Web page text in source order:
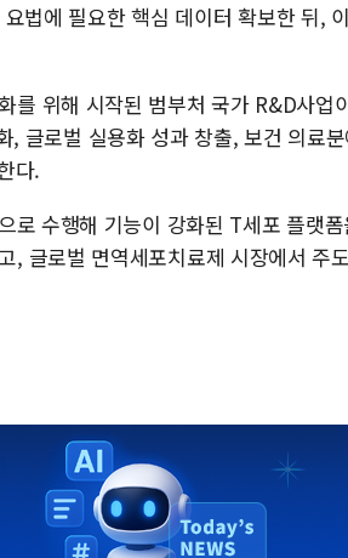
법에 필요한 핵심 데이터 확보한 뒤, 이
를 위해 시작된 범부처 국가 R&D사업
글로벌 실용화 성과 창출, 보건 의료
다.
로 수행해 기능이 강화된 T세포 플랫폼
, 글로벌 면역세포치료제 시장에서 주도